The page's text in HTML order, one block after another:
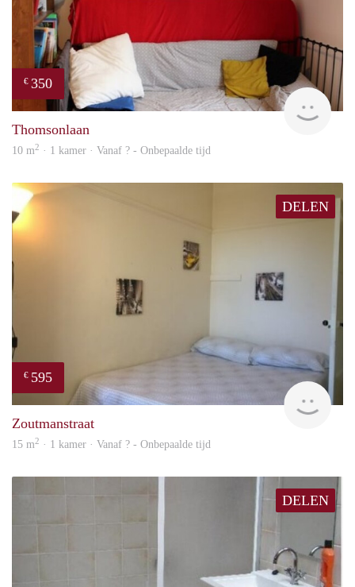
€ 350
Thomsonlaan
10 m2 · 1 kamer · Vanaf ? - Onbepaalde tijd
DELEN
€ 595
Zoutmanstraat
15 m2 · 1 kamer · Vanaf ? - Onbepaalde tijd
DELEN